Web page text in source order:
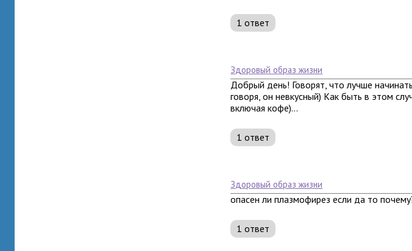
1 ответ
здоровый образ жизни
Добрый день! Говорят, что лучше
говоря, он невкусный) Как быть в этом
включая кофе)...
1 ответ
здоровый образ жизни
опасен ли плазмофирез если да то
1 ответ